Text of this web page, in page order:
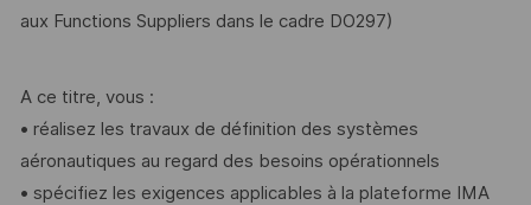
aux Functions Suppliers dans le cadre DO297)
A ce titre, vous :
• réalisez les travaux de définition des systèmes
aéronautiques au regard des besoins opérationnels
• spécifiez les exigences applicables à la plateforme IMA